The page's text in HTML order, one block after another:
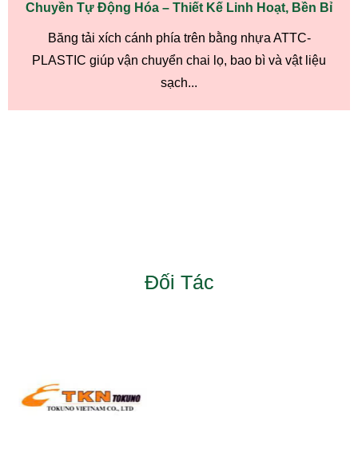
Chuyền Tự Động Hóa – Thiết Kế Linh Hoạt, Bền Bỉ
Băng tải xích cánh phía trên bằng nhựa ATTC-
PLASTIC giúp vận chuyển chai lọ, bao bì và vật liệu
sạch...
Đối Tác